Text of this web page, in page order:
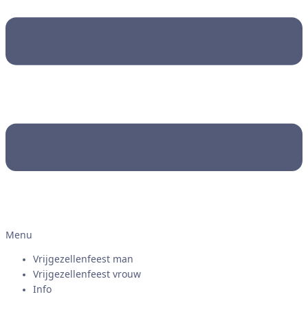
Menu
Vrijgezellenfeest man
Vrijgezellenfeest vrouw
Info